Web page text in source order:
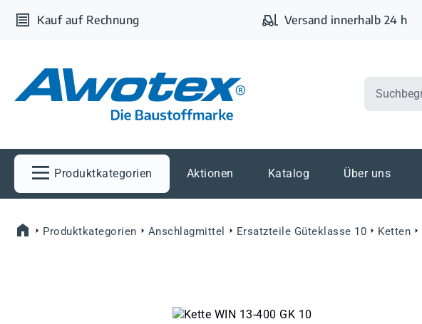
Hauptinhalt springen
Zur Suche springen
Zur Hauptnavigation springen
Kauf auf Rechnung Versand innerhalb 24 h
Produktkategorien Aktionen Katalog Über uns
Produktkategorien Anschlagmittel Ersatzteile Güteklasse 10 Ketten